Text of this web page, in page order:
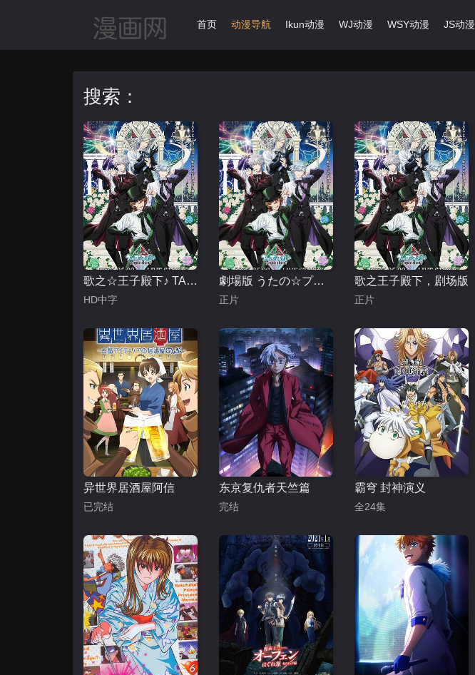
首页 动漫导航 Ikun动漫 WJ动漫 WSY动漫 JS动漫
搜索：
歌之☆王子殿下♪ TABOO NIGHT XXXX剧场版
HD中字
劇場版 うたの☆プリンスさまっ♪ TABOO NIGHT XXXX
正片
歌之王子殿下，剧场版
正片
异世界居酒屋阿信
已完结
东京复仇者天竺篇
完结
霸穹 封神演义
全24集